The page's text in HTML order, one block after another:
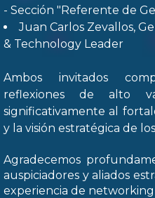
- Sección "Referente de
Juan Carlos Zevallos,
& Technology Leader
Ambos invitados
reflexiones de alto
significativamente al
y la visión estratégica de
Agradecemos
auspiciadores y aliados
experiencia de